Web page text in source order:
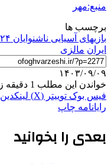
منبع:مهر
برچسب ها
بازیهای آسیایی ناشنوایان ۲۰۲۴ - مالزی
ایران مالزی
۱۴۰۳/۰۹/۰۹
خواندن این مطلب 1 دقیقه زمان میبرد
فیس بوک توییتر (X) لینکدین
رایانامه چاپ
بعدی را بخوانید